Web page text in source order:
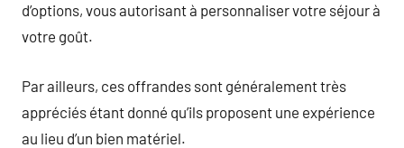
d’options, vous autorisant à personnaliser votre séjour à
votre goût.
Par ailleurs, ces offrandes sont généralement très
appréciés étant donné qu’ils proposent une expérience
au lieu d’un bien matériel.